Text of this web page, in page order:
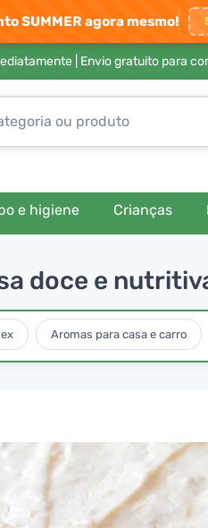
SUMMER agora mesmo!
| Envio gratuito para
e higiene Crianças
doce e
Aromas para casa e carro